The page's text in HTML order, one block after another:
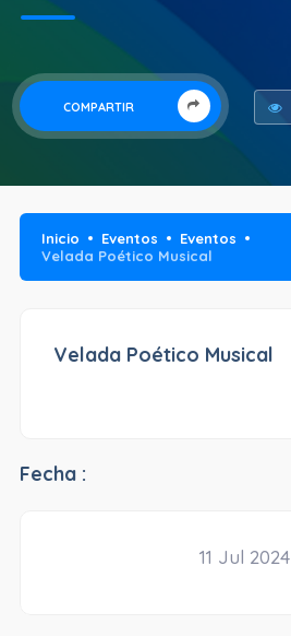
COMPARTIR
Inicio Eventos
Eventos
Velada Poético Musical
Velada Poético Musical
Fecha :
11 Jul 2024